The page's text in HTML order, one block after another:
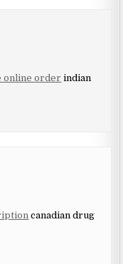
online order indian
canadian drug